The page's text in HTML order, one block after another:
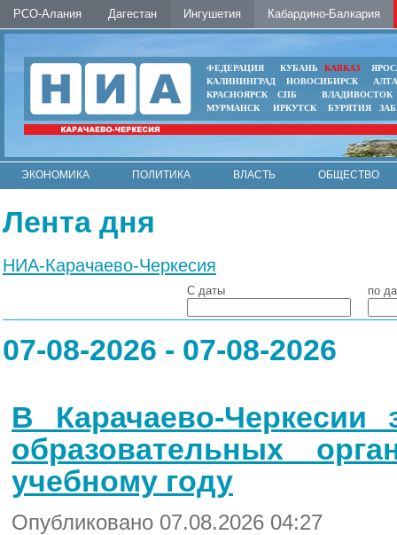
РСО-Алания Дагестан Ингушетия Кабардино-Балкария
ФЕДЕРАЦИЯ КУБАНЬ КАВКАЗ
КАЛИНИНГРАД
НОВОСИБИРСК
КРАСНОЯРСК
СПБ
ВЛАДИВОСТОК
МУРМАНСК
ИРКУТСК БУРЯТИЯ
ЭКОНОМИКА ПОЛИТИКА ВЛАСТЬ
ОБЩЕСТВО
Лента дня
НИА-Карачаево-Черкесия
С даты по
07-08-2026 - 07-08-2026
В Карачаево-Черкесии
образовательных
учебному году
Опубликовано 07.08.2026 04:27